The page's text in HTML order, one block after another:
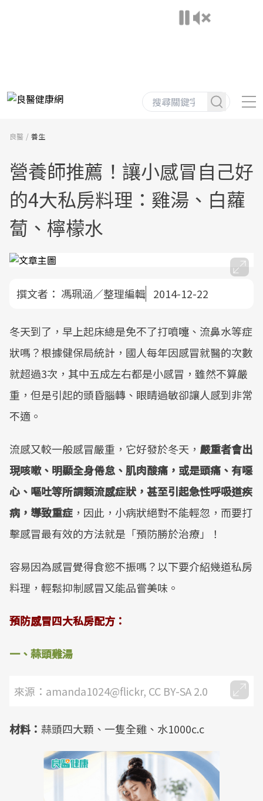
良醫 養生
營養師推薦！讓小感冒自己好
的4大私房料理：雞湯、白蘿
蔔、檸檬水
撰文者： 馮珮涵／整理編輯 2014-12-22
冬天到了，早上起床總是免不了打噴嚏、流鼻水等症
狀嗎？根據健保局統計，國人每年因感冒就醫的次數
就超過3次，其中五成左右都是小感冒，雖然不算嚴
重，但是引起的頭昏腦轉、眼睛過敏卻讓人感到非常
不適。
流感又較一般感冒嚴重，它好發於冬天， 嚴重者會出
現咳嗽、明顯全身倦怠、肌肉酸痛，或是頭痛、有噁
心、嘔吐等所謂類流感症狀，甚至引起急性呼吸道疾
病，導致重症 ，因此，小病狀絕對不能輕忽，而要打
擊感冒最有效的方法就是「預防勝於治療」！
容易因為感冒覺得食慾不振嗎？以下要介紹幾道私房
料理，輕鬆抑制感冒又能品嘗美味。
預防感冒四大私房配方：
一、蒜頭雞湯
來源：amanda1024@flickr, CC BY-SA 2.0
材料： 蒜頭四大顆、一隻全雞、水1000c.c